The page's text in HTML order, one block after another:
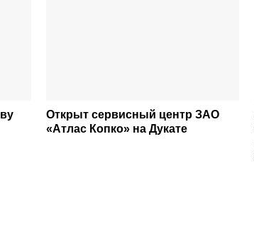
Открыт сервисный центр ЗАО
«Атлас Копко» на Дукате